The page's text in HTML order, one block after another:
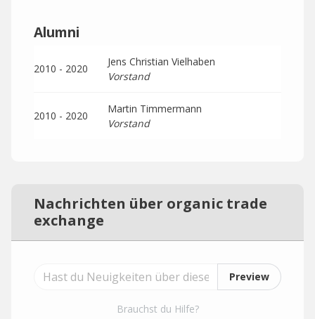
Alumni
2010 - 2020
Jens Christian Vielhaben
Vorstand
2010 - 2020
Martin Timmermann
Vorstand
Nachrichten über organic trade
exchange
Preview
Brauchst du Hilfe?